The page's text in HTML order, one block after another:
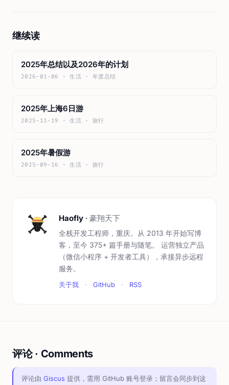
继续读
2025年总结以及2026年的计划
2026-01-06 · 生活 · 年度总结
2025年上海6日游
2025-11-19 · 生活 · 旅行
2025年暑假游
2025-09-16 · 生活 · 旅行
Haofly · 豪翔天下
全栈开发工程师，重庆。从 2013 年开始写博
客，至今 375+ 篇手册与随笔。 运营独立产品
（微信小程序 + 开发者工具），承接异步远程
服务。
关于我 · GitHub · RSS
评论 · Comments
评论由 Giscus 提供，需用 GitHub 账号登录；留言会同步到这